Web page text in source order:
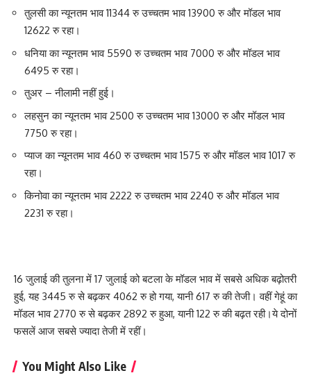
तुलसी का न्यूनतम भाव 11344 रु उच्चतम भाव 13900 रु और मॉडल भाव
12622 रु रहा।
धनिया का न्यूनतम भाव 5590 रु उच्चतम भाव 7000 रु और मॉडल भाव
6495 रु रहा।
तुअर – नीलामी नहीं हुई।
लहसुन का न्यूनतम भाव 2500 रु उच्चतम भाव 13000 रु और मॉडल भाव
7750 रु रहा।
प्याज का न्यूनतम भाव 460 रु उच्चतम भाव 1575 रु और मॉडल भाव 1017 रु
रहा।
किनोवा का न्यूनतम भाव 2222 रु उच्चतम भाव 2240 रु और मॉडल भाव
2231 रु रहा।
16 जुलाई की तुलना में 17 जुलाई को बटला के मॉडल भाव में सबसे अधिक बढ़ोतरी
हुई, यह 3445 रु से बढ़कर 4062 रु हो गया, यानी 617 रु की तेजी। वहीं गेहूं का
मॉडल भाव 2770 रु से बढ़कर 2892 रु हुआ, यानी 122 रु की बढ़त रही।ये दोनों
फसलें आज सबसे ज्यादा तेजी में रहीं।
You Might Also Like